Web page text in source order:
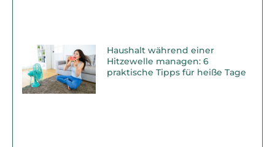
Haushalt während einer
Hitzewelle managen: 6
praktische Tipps für heiße Tage